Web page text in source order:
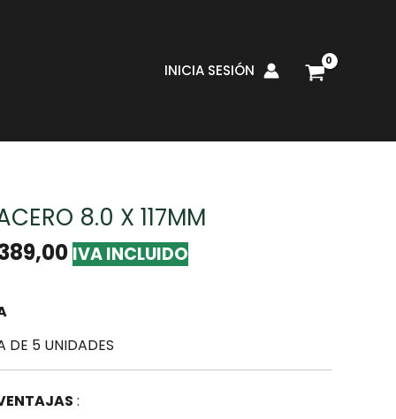
INICIA SESIÓN
8.0 X 117MM
IVA INCLUIDO
DE 5 UNIDADES
: